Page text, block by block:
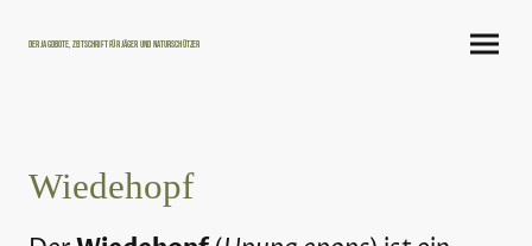
Der Jagdbote, Zeitschrift für Jäger und Naturschützer
Wiedehopf